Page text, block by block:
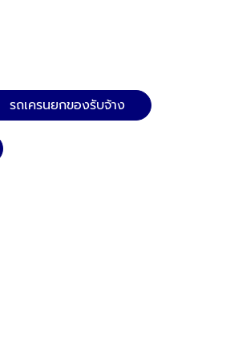
รถเครนยกของรับจ้าง